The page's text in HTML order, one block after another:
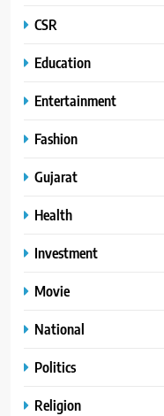
CSR
Education
Entertainment
Fashion
Gujarat
Health
Investment
Movie
National
Politics
Religion